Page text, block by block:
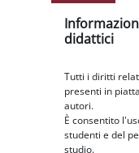
Blocchi
didattici
Tutti i diritti
presenti in
autori.
È consentito
studenti e del
studio.